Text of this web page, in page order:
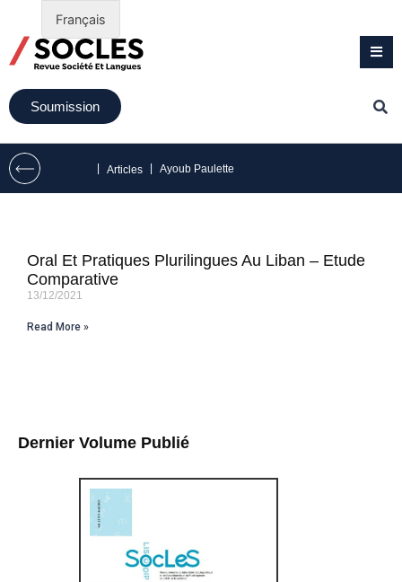
Soumission
Articles Ayoub Paulette
Dernier Volume Publié
Oral Et Pratiques Plurilingues Au Liban – Etude
Comparative
13/12/2021
Read More »
Français